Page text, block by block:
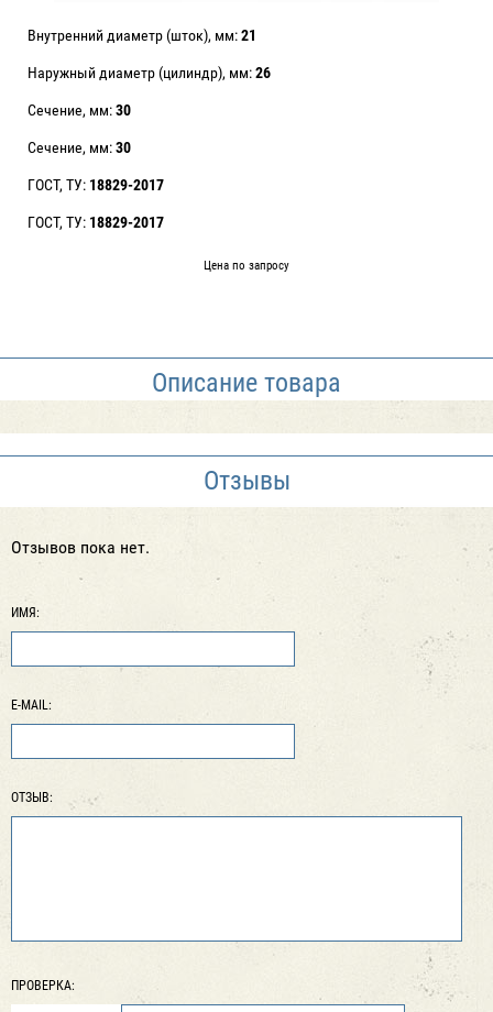
Внутренний диаметр (шток), мм:21
Наружный диаметр (цилиндр), мм:26
Сечение, мм:30
Сечение, мм:30
ГОСТ, ТУ: 18829-2017
ГОСТ, ТУ: 18829-2017
Цена по запросу
Описание товара
Отзывы
Отзывов пока нет.
ИМЯ:
E-MAIL:
ОТЗЫВ:
ПРОВЕРКА: